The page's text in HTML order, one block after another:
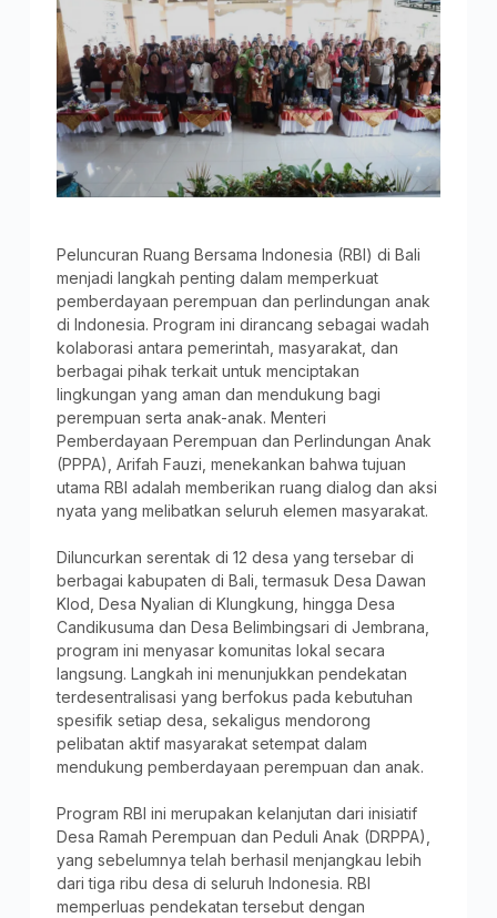
Peluncuran Ruang Bersama Indonesia (RBI) di Bali
menjadi langkah penting dalam memperkuat
pemberdayaan perempuan dan perlindungan anak
di Indonesia. Program ini dirancang sebagai wadah
kolaborasi antara pemerintah, masyarakat, dan
berbagai pihak terkait untuk menciptakan
lingkungan yang aman dan mendukung bagi
perempuan serta anak-anak. Menteri
Pemberdayaan Perempuan dan Perlindungan Anak
(PPPA), Arifah Fauzi, menekankan bahwa tujuan
utama RBI adalah memberikan ruang dialog dan aksi
nyata yang melibatkan seluruh elemen masyarakat.
Diluncurkan serentak di 12 desa yang tersebar di
berbagai kabupaten di Bali, termasuk Desa Dawan
Klod, Desa Nyalian di Klungkung, hingga Desa
Candikusuma dan Desa Belimbingsari di Jembrana,
program ini menyasar komunitas lokal secara
langsung. Langkah ini menunjukkan pendekatan
terdesentralisasi yang berfokus pada kebutuhan
spesifik setiap desa, sekaligus mendorong
pelibatan aktif masyarakat setempat dalam
mendukung pemberdayaan perempuan dan anak.
Program RBI ini merupakan kelanjutan dari inisiatif
Desa Ramah Perempuan dan Peduli Anak (DRPPA),
yang sebelumnya telah berhasil menjangkau lebih
dari tiga ribu desa di seluruh Indonesia. RBI
memperluas pendekatan tersebut dengan